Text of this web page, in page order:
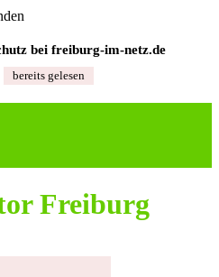
bei freiburg‑im‑netz.de
bereits gelesen
Freiburg